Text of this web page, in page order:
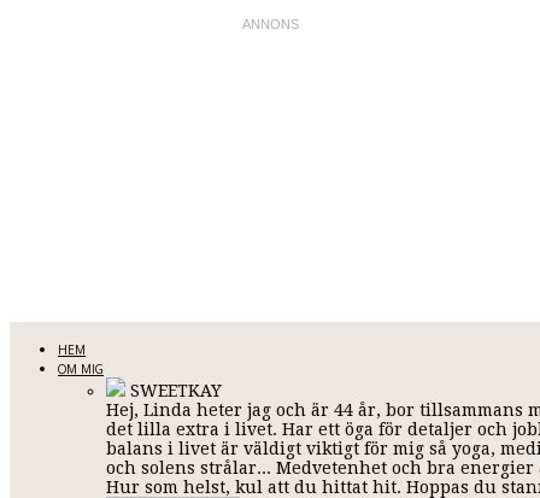
HEM
OM MIG
SWEETKAY
Hej, Linda heter jag och är 44 år, bor tillsammans
det lilla extra i livet. Har ett öga för detaljer och
balans i livet är väldigt viktigt för mig så yoga,
och solens strålar... Medvetenhet och bra
Hur som helst, kul att du hittat hit. Hoppas du
LINDA KARLSSON
Allt mellan himmel och jord